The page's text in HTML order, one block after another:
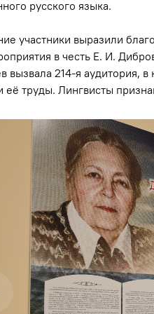
русского языка.
участники выразили
в честь Е. И.
вызвала 214-я аудитория,
её труды. Лингвисты